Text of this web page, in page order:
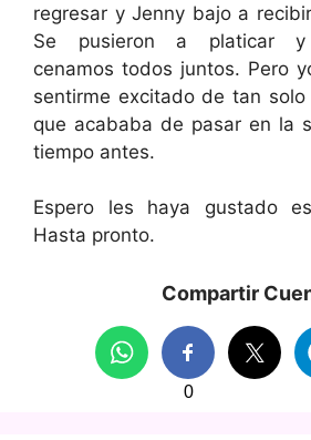
regresar y Jenny bajo a
Se pusieron a platicar y
cenamos todos juntos. Pero
sentirme excitado de tan
que acababa de pasar en la
tiempo antes.
Espero les haya gustado
Hasta pronto.
Compartir
0